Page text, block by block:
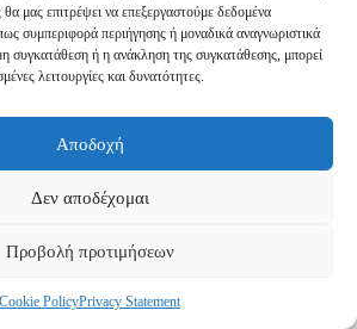
θα μας επιτρέψει να επεξεργαστούμε δεδομένα
συμπεριφορά περιήγησης ή μοναδικά αναγνωριστικά
συγκατάθεση ή η ανάκληση της συγκατάθεσης, μπορεί
λειτουργίες και δυνατότητες.
Αποδοχή
Δεν αποδέχομαι
Προβολή προτιμήσεων
Cookie PolicyPrivacy Statement
Πολιτική Απορρήτου
Τρόποι Αποστολής
Τρόποι Πληρωμής